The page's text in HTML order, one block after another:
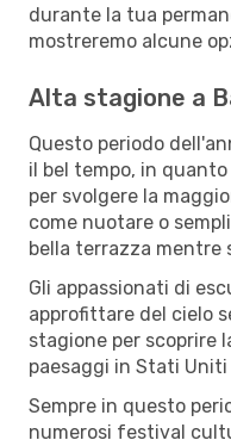
durante la tua
mostreremo alcune
Alta stagione a
Questo periodo
il bel tempo, in
per svolgere la
come nuotare o
bella terrazza mentre
Gli appassionati di
approfittare del cielo
stagione per scoprire
paesaggi in Stati Uniti
Sempre in questo
numerosi festival